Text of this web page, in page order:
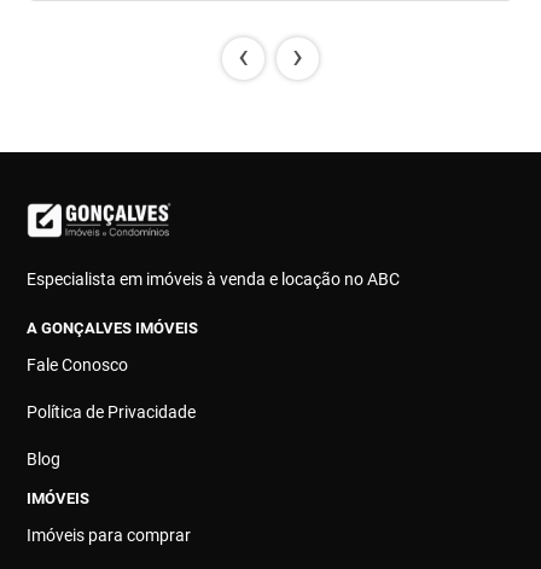
‹ ›
Especialista em imóveis à venda e locação no ABC
A GONÇALVES IMÓVEIS
Fale Conosco
Política de Privacidade
Blog
IMÓVEIS
Imóveis para comprar